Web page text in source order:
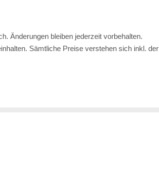
Änderungen bleiben jederzeit vorbehalten.
Sämtliche Preise verstehen sich inkl. der